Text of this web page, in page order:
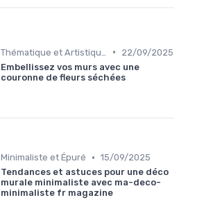
•
22/09/2025
Embellissez vos murs avec une
couronne de fleurs séchées
Minimaliste et Épuré • 15/09/2025
Tendances et astuces pour une déco
murale minimaliste avec ma-deco-
minimaliste fr magazine